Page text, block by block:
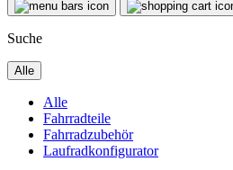
Suche
Alle
Alle
Fahrradteile
Fahrradzubehör
Laufradkonfigurator